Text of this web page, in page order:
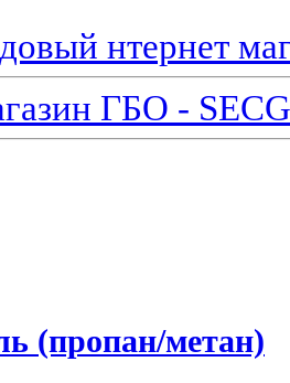
нтернет
ГБО -
(пропан/метан)